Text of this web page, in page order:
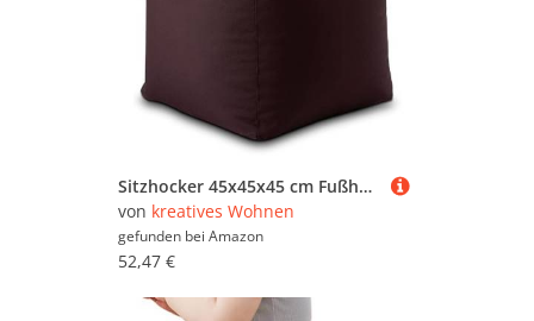
Sitzhocker 45x45x45 cm Fußhocker Fußablage Bodenkissen Bamba formstabil wasserfest rot - Bordeaux Sitzwürfel
von kreatives Wohnen
gefunden bei Amazon
52,47 €